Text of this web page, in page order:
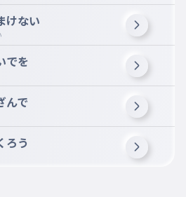
けない
でを
んで
ろう